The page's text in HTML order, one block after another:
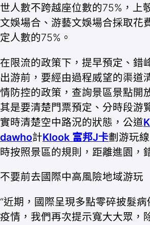
世人數不跨越座位數的75%，上
文娛場合、游藝文娛場合採取花
定人數的75%。
在限流的政策下，提早預定、錯
出游前，要經由過程威望的渠道
情防控的政策，查詢景區景點開
其是要清楚門票預定、分時段游
實時清楚空中路況的狀態，公道
dawho計Klook 富邦J卡劃游玩
時按照景區的規則，距離進園，
不要前去國際中高風險地域游玩
“近期，國際呈現多點零碎披髮
疫情，我們再次提示寬大大眾，